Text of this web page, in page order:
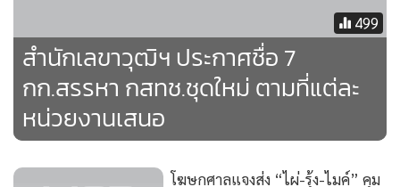
499
สำนักเลขาวุฒิฯ ประกาศชื่อ 7
กก.สรรหา กสทช.ชุดใหม่ ตามที่แต่ละ
หน่วยงานเสนอ
โฆษกศาลแจงส่ง “ไผ่-รุ้ง-ไมค์” คุม